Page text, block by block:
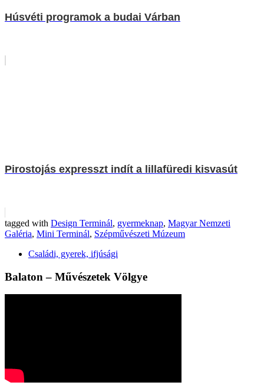
Húsvéti programok a budai Várban
Pirostojás expresszt indít a lillafüredi kisvasút
tagged with Design Terminál, gyermeknap, Magyar Nemzeti
Galéria, Mini Terminál, Szépművészeti Múzeum
Családi, gyerek, ifjúsági
Balaton – Művészetek Völgye